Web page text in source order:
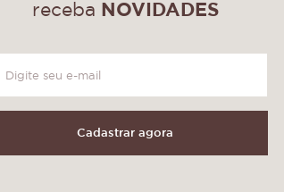
usar
receba NOVIDADES
Cadastrar agora